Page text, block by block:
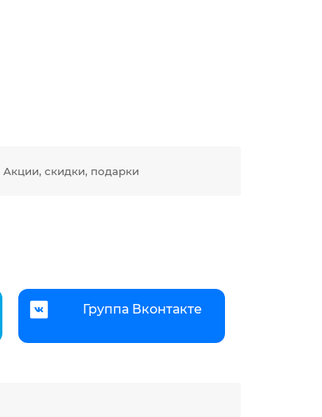
Акции, скидки, подарки
Группа Вконтакте